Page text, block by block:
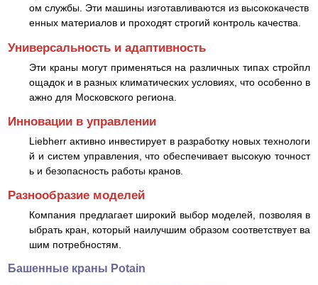
ом службы. Эти машины изготавливаются из высококачеств
енных материалов и проходят строгий контроль качества.
Универсальность и адаптивность
Эти краны могут применяться на различных типах стройпл
ощадок и в разных климатических условиях, что особенно в
ажно для Московского региона.
Инновации в управлении
Liebherr активно инвестирует в разработку новых технологи
й и систем управления, что обеспечивает высокую точност
ь и безопасность работы кранов.
Разнообразие моделей
Компания предлагает широкий выбор моделей, позволяя в
ыбрать кран, который наилучшим образом соответствует ва
шим потребностям.
Башенные краны Potain